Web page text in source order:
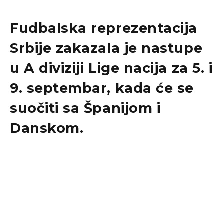
Fudbalska reprezentacija
Srbije zakazala je nastupe
u A diviziji Lige nacija za 5. i
9. septembar, kada će se
suočiti sa Španijom i
Danskom.